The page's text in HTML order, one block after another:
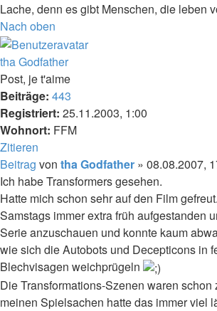
Lache, denn es gibt Menschen, die leben
Nach oben
tha Godfather
Post, je t'aime
Beiträge: 443
Registriert: 25.11.2003, 1:00
Wohnort: FFM
Zitieren
Beitrag von tha Godfather » 08.08.2007,
Ich habe Transformers gesehen.
Hatte mich schon sehr auf den Film
Samstags immer extra früh aufgestanden
Serie anzuschauen und konnte kaum
wie sich die Autobots und Decepticons in
Blechvisagen weichprügeln
Die Transformations-Szenen waren
meinen Spielsachen hatte das immer viel